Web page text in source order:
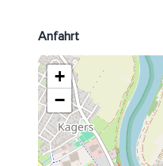
Anfahrt
+
−